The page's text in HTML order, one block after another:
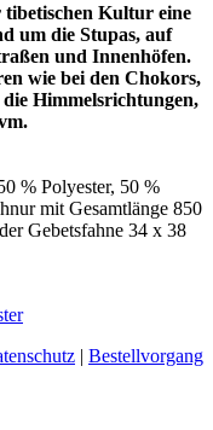
tibetischen Kultur eine
um die Stupas, auf
und Innenhöfen.
wie bei den Chokors,
Himmelsrichtungen,
% Polyester, 50 %
mit Gesamtlänge 850
Gebetsfahne 34 x 38
| Bestellvorgang